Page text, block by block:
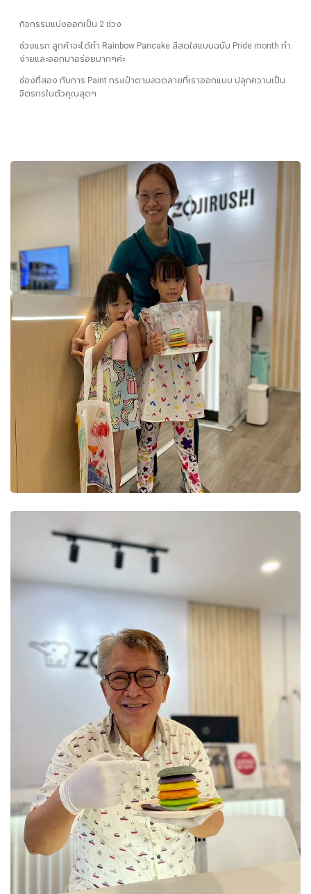
กิจกรรมแบ่งออกเป็น 2 ช่วง
ช่วงแรก ลูกค้าจะได้ทำ Rainbow Pancake สีสดใสแบบฉบับ Pride month ทำ
ง่ายและออกมาอร่อยมากๆค่ะ
ช่องที่สอง กับการ Paint กระเป๋าตามลวดลายที่เราออกแบบ ปลุกความเป็น
จิตรกรในตัวคุณสุดๆ